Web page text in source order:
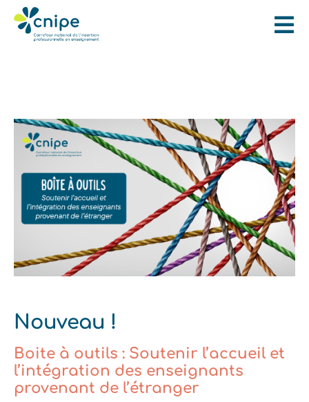
Nouveau !
Boite à outils : Soutenir l’accueil et
l’intégration des enseignants
provenant de l’étranger